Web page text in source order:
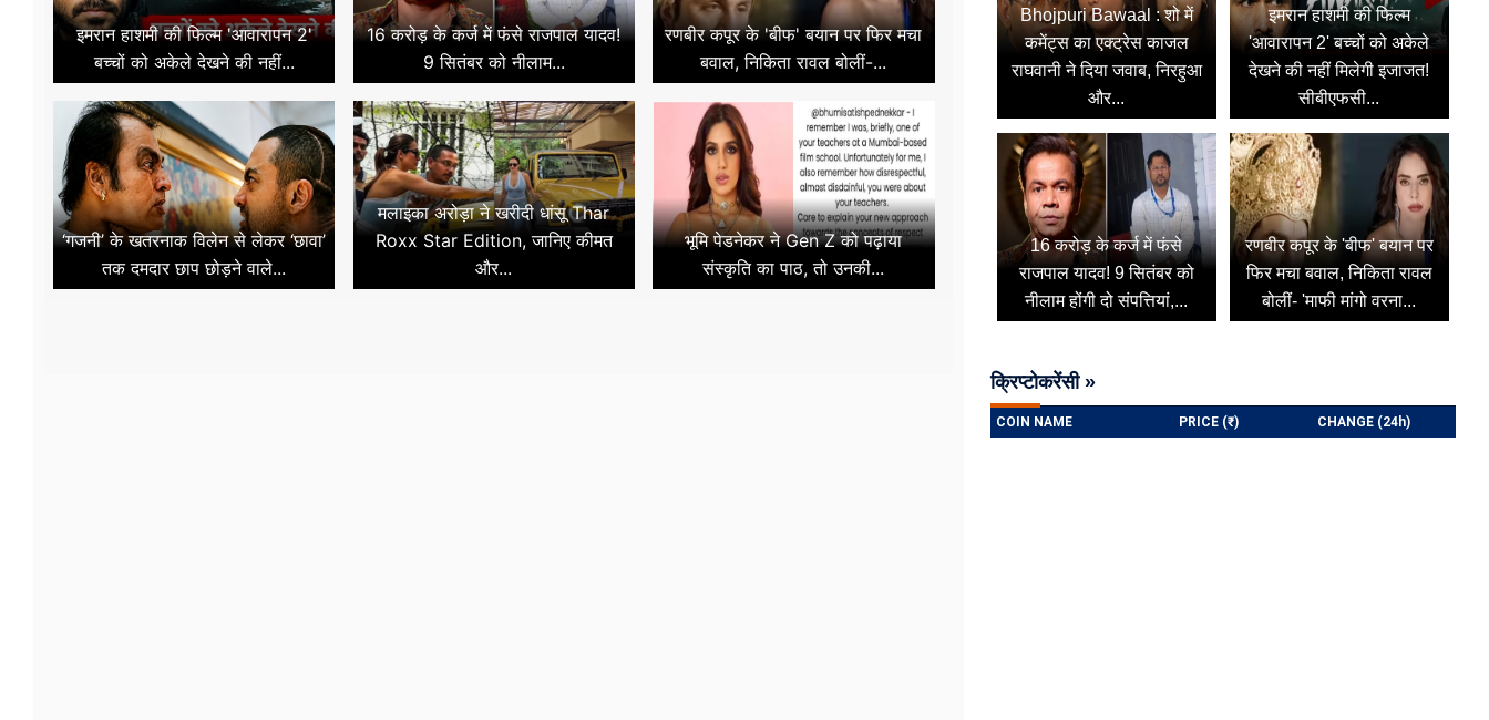
इमरान हाशमी की फिल्म 'आवारापन 2'
बच्चों को अकेले देखने की नहीं...
16 करोड़ के कर्ज में फंसे राजपाल यादव!
9 सितंबर को नीलाम...
रणबीर कपूर के 'बीफ' बयान पर फिर मचा
बवाल, निकिता रावल बोलीं-...
‘गजनी’ के खतरनाक विलेन से लेकर ‘छावा’
तक दमदार छाप छोड़ने वाले...
मलाइका अरोड़ा ने खरीदी धांसू Thar
Roxx Star Edition, जानिए कीमत
और...
भूमि पेडनेकर ने Gen Z को पढ़ाया
संस्कृति का पाठ, तो उनकी...
Bhojpuri Bawaal : शो में
कमेंट्स का एक्ट्रेस काजल
राघवानी ने दिया जवाब, निरहुआ
और...
इमरान हाशमी की फिल्म
'आवारापन 2' बच्चों को अकेले
देखने की नहीं मिलेगी इजाजत!
सीबीएफसी...
16 करोड़ के कर्ज में फंसे
राजपाल यादव! 9 सितंबर को
नीलाम होंगी दो संपत्तियां,...
रणबीर कपूर के 'बीफ' बयान पर
फिर मचा बवाल, निकिता रावल
बोलीं- 'माफी मांगो वरना...
क्रिप्टोकरेंसी »